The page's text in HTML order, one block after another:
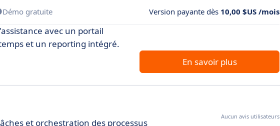
Démo gratuite Version payante dès 10,00 $US /mois
avec un portail
et un reporting intégré.
En savoir plus
et orchestration des processus
Aucun avis utilisateurs